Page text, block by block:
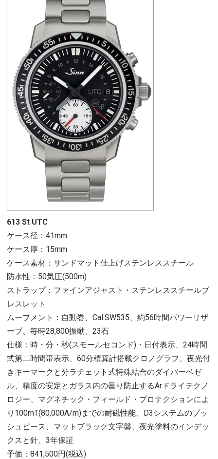
613 St UTC
ケース径：41mm
ケース厚：15mm
ケース素材：サンドマット仕上げステンレススチール
防水性：50気圧(500m)
ストラップ：ファインアジャスト・ステンレススチールブ
レスレット
ムーブメント：自動巻、Cal.SW535、約56時間パワーリザ
ーブ、毎時28,800振動、23石
仕様：時・分・秒(スモールセコンド)・日付表示、24時間
式第二時間帯表示、60分積算計搭載クロノグラフ、夜光付
きキーマークと分ラチェット式特殊結合のダイバーベゼ
ル、精度の安定とガラス内の曇り防止するArドライテクノ
ロジー、マグネチック・フィールド・プロテクションによ
り100mT(80,000A/m)までの耐磁性能、D3システムのプッ
シュピース、マットブラック文字盤、夜光塗料のインデッ
クスと針、3年保証
予価：841,500円(税込)